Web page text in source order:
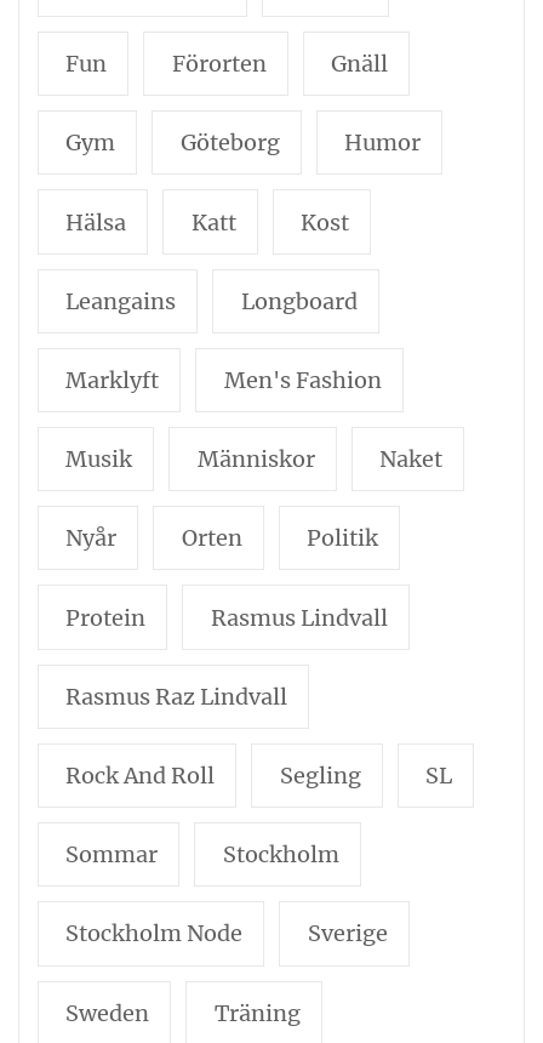
Fun Förorten Gnäll
Gym Göteborg Humor
Hälsa Katt Kost
Leangains Longboard
Marklyft Men's Fashion
Musik Människor Naket
Nyår Orten Politik
Protein Rasmus Lindvall
Rasmus Raz Lindvall
Rock And Roll Segling SL
Sommar Stockholm
Stockholm Node Sverige
Sweden Träning